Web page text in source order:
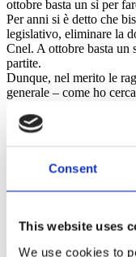
Consent
This website uses
We use cookies to
ottobre basta un sì per
Per anni si è detto che
legislativo, eliminare la
Cnel. A ottobre basta un
partite.
Dunque, nel merito le
generale – come ho
alla rassegnazione, al
dice sì al futuro. Che
che ci porterà a vincere
chiunque potrà
numerosi, ma una
questa sfida?